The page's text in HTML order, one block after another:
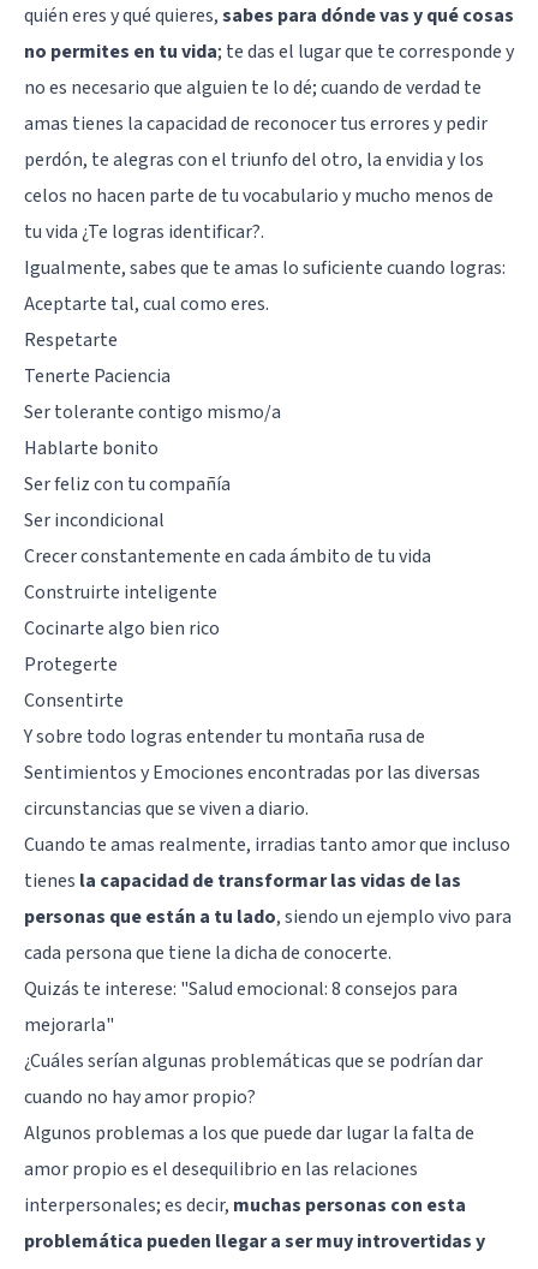
quién eres y qué quieres,sabes para dónde vas y qué cosas
no permites en tu vida; te das el lugar que te corresponde y
no es necesario que alguien te lo dé; cuando de verdad te
amas tienes la capacidad de reconocer tus errores y pedir
perdón, te alegras con el triunfo del otro, laenvidiay los
celos no hacen parte de tu vocabulario y mucho menos de
tu vida ¿Te logras identificar?.
Igualmente, sabes que te amas lo suficiente cuando logras:
Aceptarte tal, cual como eres.
Respetarte
Tenerte Paciencia
Ser tolerante contigo mismo/a
Hablarte bonito
Ser feliz con tu compañía
Ser incondicional
Crecer constantemente en cada ámbito de tu vida
Construirte inteligente
Cocinarte algo bien rico
Protegerte
Consentirte
Y sobre todo logras entender tu montaña rusa de
Sentimientos y Emociones encontradas por las diversas
circunstancias que se viven a diario.
Cuando te amas realmente, irradias tanto amor que incluso
tienes la capacidad de transformar las vidas de las
personas que están a tu lado, siendo un ejemplo vivo para
cada persona que tiene la dicha de conocerte.
Quizás te interese: "Salud emocional: 8 consejos para
mejorarla"
¿Cuáles serían algunas problemáticas que se podrían dar
cuando no hay amor propio?
Algunos problemas a los que puede dar lugar la falta de
amor propio es el desequilibrio en las relaciones
interpersonales; es decir, muchas personas con esta
problemática pueden llegar a ser muyintrovertidasy